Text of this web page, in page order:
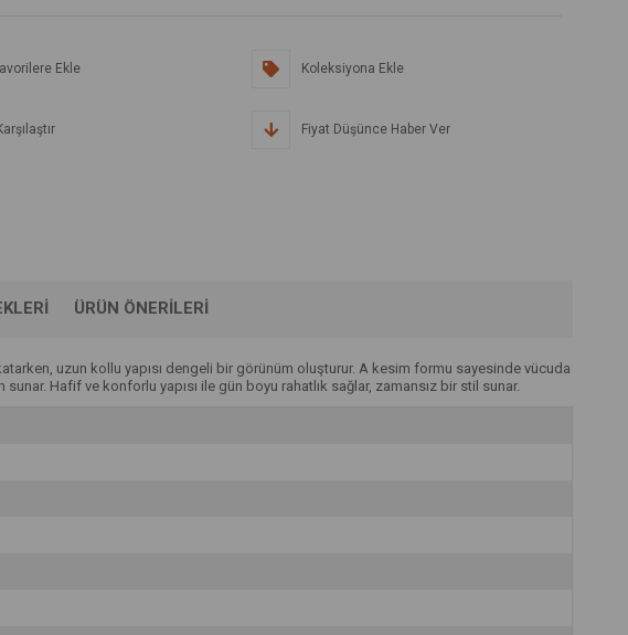
Ekle Koleksiyona Ekle
Fiyat Düşünce Haber Ver
ÜRÜN ÖNERILERI
uzun kollu yapısı dengeli bir görünüm oluşturur. A kesim formu sayesinde vücuda
Hafif ve konforlu yapısı ile gün boyu rahatlık sağlar, zamansız bir stil sunar.